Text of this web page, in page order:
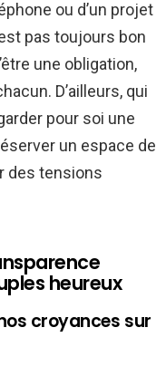
ou d’un projet
pas toujours bon
une obligation,
D’ailleurs, qui
pour soi une
un espace de
des tensions
heureux
croyances sur